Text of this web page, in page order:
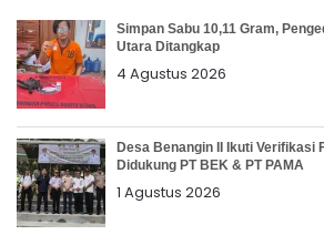
Simpan Sabu 10,11 Gram,
Utara Ditangkap
4 Agustus 2026
Desa Benangin II Ikuti Verifikasi
Didukung PT BEK & PT PAMA
1 Agustus 2026